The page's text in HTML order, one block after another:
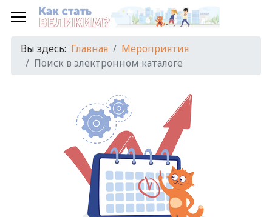
Вы здесь: Главная
Мероприятия
Поиск в электронном каталоге
годмесяц
годмесяц